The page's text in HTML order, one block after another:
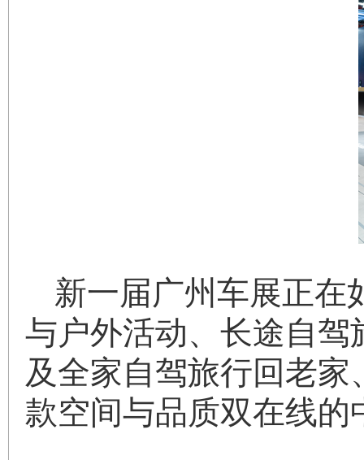
新一届广州车展正在
与户外活动、长途自驾
及全家自驾旅行回老家
款空间与品质双在线